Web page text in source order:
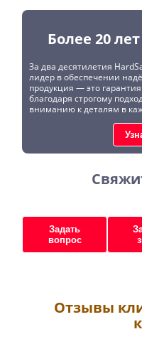
Более 20
За два десятилетия
лидер в обеспечении
продукция — это
благодаря строгому
вниманию к деталям в
Задать
вопрос
Отзывы